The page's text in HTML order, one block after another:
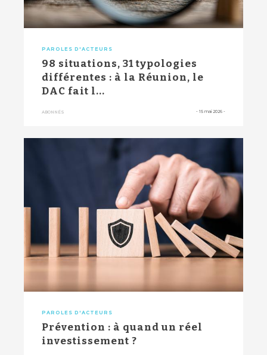
PAROLES D'ACTEURS
98 situations, 31 typologies
différentes : à la Réunion, le
DAC fait l...
ABONNÉS - 15 mai 2026 -
PAROLES D'ACTEURS
Prévention : à quand un réel
investissement ?